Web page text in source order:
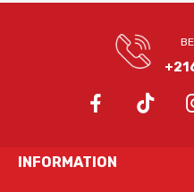
INFORMATION